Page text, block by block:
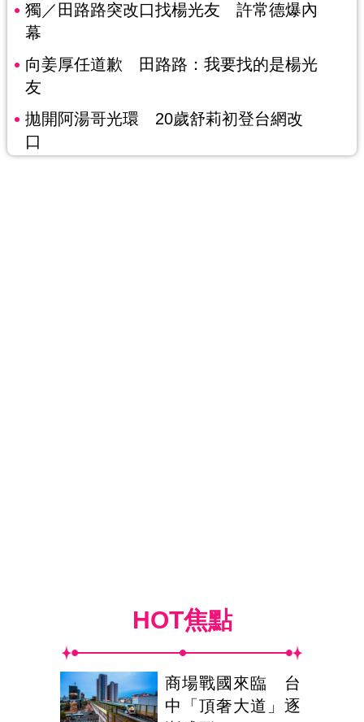
獨／田路路突改口找楊光友 許常德爆內
幕
向姜厚任道歉 田路路：我要找的是楊光
友
拋開阿湯哥光環 20歲舒莉初登台網改
口
HOT焦點
商場戰國來臨 台
中「頂奢大道」逐